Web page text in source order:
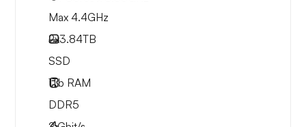
Max 4.4GHz
2x3.84TB
SSD
1Tb RAM
DDR5